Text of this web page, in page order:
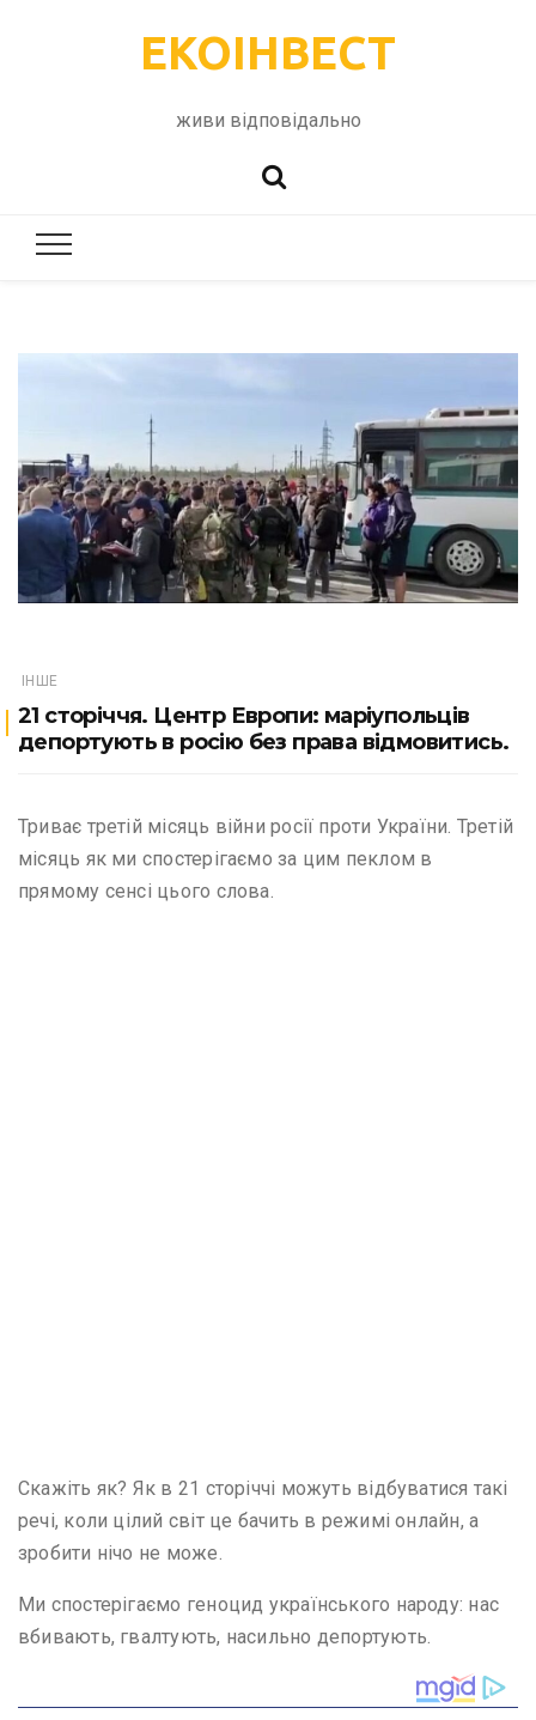
ЕКОІНВЕСТ
живи відповідально
ІНШЕ
21 сторіччя. Центр Европи: маріупольців
депортують в росію без права відмовитись.
Триває третій місяць війни росії проти України. Третій
місяць як ми спостерігаємо за цим пеклом в
прямому сенсі цього слова.
Скажіть як? Як в 21 сторіччі можуть відбуватися такі
речі, коли цілий світ це бачить в режимі онлайн, а
зробити нічо не може.
Ми спостерігаємо геноцид українського народу: нас
вбивають, гвалтують, насильно депортують.